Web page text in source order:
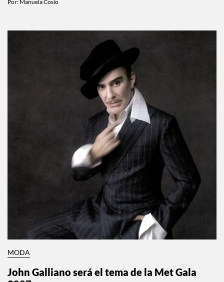
Por: Manuela Cosío
MODA
John Galliano será el tema de la Met Gala